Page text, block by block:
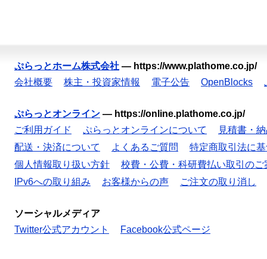
ぷらっとホーム株式会社 — https://www.plathome.co.jp/
会社概要
株主・投資家情報 電子公告 OpenBlocks
ぷらっとオンライン — https://online.plathome.co.jp/
ご利用ガイド
ぷらっとオンラインについて
見積書・
配送・決済について
よくあるご質問
特定商取引法に
個人情報取り扱い方針
校費・公費・科研費払い取引のご
IPv6への取り組み
お客様からの声 ご注文の取り消し
ソーシャルメディア
Twitter公式アカウント
Facebook公式ページ